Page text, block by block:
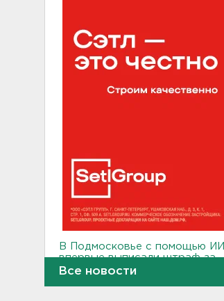
В Подмосковье с помощью ИИ
впервые выписали штраф за
борщевик
17:38
Все новости